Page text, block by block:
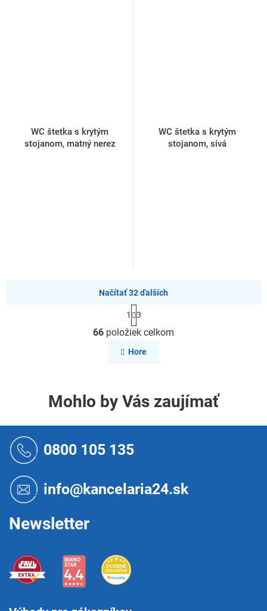
WC štetka s krytým
stojanom, matný nerez
WC štetka s krytým
stojanom, sivá
O
v
l
c
i
p
v
v
ý
Načítať 32 ďalších
S
t
r
á
n
n
i
1 3
66 položiek celkom
Hore
Mohlo by Vás zaujímať
0800 105 135
info@kancelaria24.sk
Newsletter